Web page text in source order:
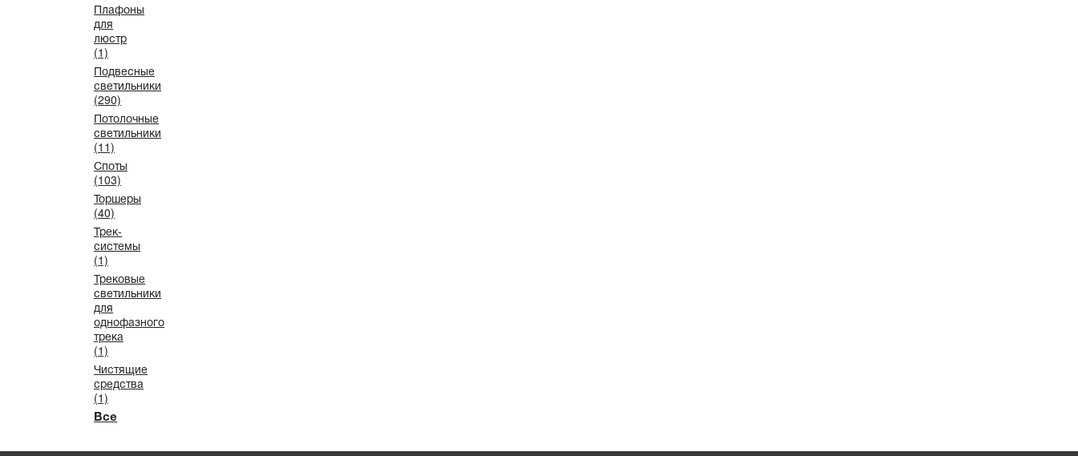
Плафоны
для
люстр
(1)
Подвесные
светильники
(290)
Потолочные
светильники
(11)
Споты
(103)
Торшеры
(40)
Трек-
системы
(1)
Трековые
светильники
для
однофазного
трека
(1)
Чистящие
средства
(1)
Все